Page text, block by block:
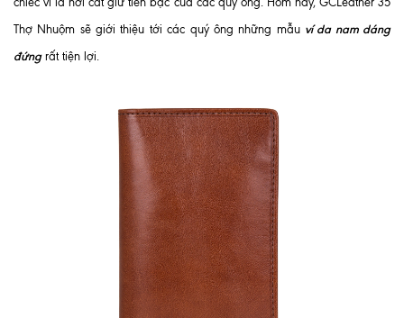
Thợ Nhuộm sẽ giới thiệu tới các quý ông những mẫu ví da nam dáng
đứngrất tiện lợi.